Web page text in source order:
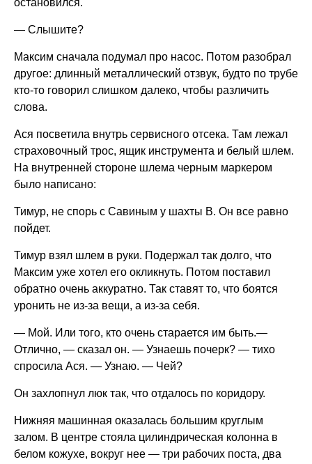
остановился.
— Слышите?
Максим сначала подумал про насос. Потом разобрал
другое: длинный металлический отзвук, будто по трубе
кто-то говорил слишком далеко, чтобы различить
слова.
Ася посветила внутрь сервисного отсека. Там лежал
страховочный трос, ящик инструмента и белый шлем.
На внутренней стороне шлема черным маркером
было написано:
Тимур, не спорь с Савиным у шахты B. Он все равно
пойдет.
Тимур взял шлем в руки. Подержал так долго, что
Максим уже хотел его окликнуть. Потом поставил
обратно очень аккуратно. Так ставят то, что боятся
уронить не из-за вещи, а из-за себя.
— Мой. Или того, кто очень старается им быть.—
Отлично, — сказал он. — Узнаешь почерк? — тихо
спросила Ася. — Узнаю. — Чей?
Он захлопнул люк так, что отдалось по коридору.
Нижняя машинная оказалась большим круглым
залом. В центре стояла цилиндрическая колонна в
белом кожухе, вокруг нее — три рабочих поста, два